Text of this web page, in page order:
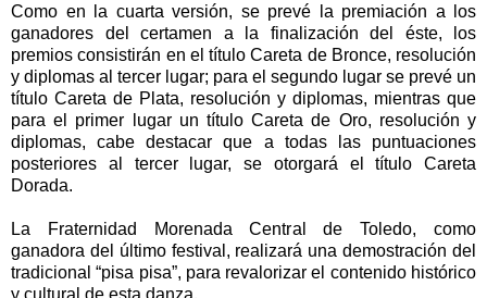
Como en la cuarta versión, se prevé la premiación a los
ganadores del certamen a la finalización del éste, los
premios consistirán en el título Careta de Bronce, resolución
y diplomas al tercer lugar; para el segundo lugar se prevé un
título Careta de Plata, resolución y diplomas, mientras que
para el primer lugar un título Careta de Oro, resolución y
diplomas, cabe destacar que a todas las puntuaciones
posteriores al tercer lugar, se otorgará el título Careta
Dorada.
La Fraternidad Morenada Central de Toledo, como
ganadora del último festival, realizará una demostración del
tradicional “pisa pisa”, para revalorizar el contenido histórico
y cultural de esta danza.